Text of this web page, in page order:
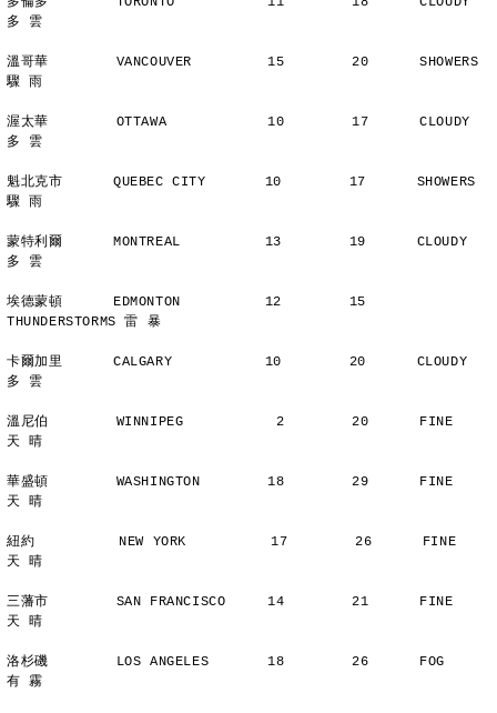
多 雲
溫哥華        VANCOUVER         15        20      SHOWERS
驟 雨
渥太華        OTTAWA            10        17      CLOUDY
多 雲
魁北克市      QUEBEC CITY       10        17      SHOWERS
驟 雨
蒙特利爾      MONTREAL          13        19      CLOUDY
多 雲
埃德蒙頓      EDMONTON          12        15
THUNDERSTORMS 雷 暴
卡爾加里      CALGARY           10        20      CLOUDY
多 雲
溫尼伯        WINNIPEG           2        20      FINE
天 晴
華盛頓        WASHINGTON        18        29      FINE
天 晴
紐約          NEW YORK          17        26      FINE
天 晴
三藩市        SAN FRANCISCO     14        21      FINE
天 晴
洛杉磯        LOS ANGELES       18        26      FOG
有 霧